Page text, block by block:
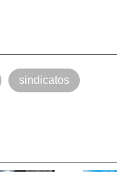
sindicatos